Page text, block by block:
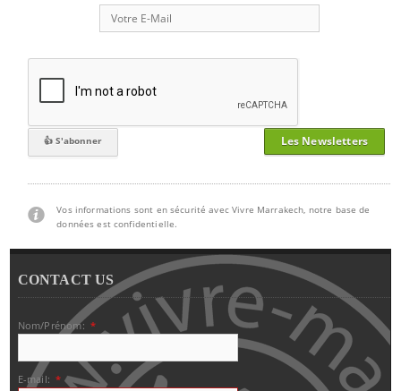
Les Newsletters
Vos informations sont en sécurité avec Vivre Marrakech, notre base de
données est confidentielle.
CONTACT US
Nom/Prénom: *
E-mail: *